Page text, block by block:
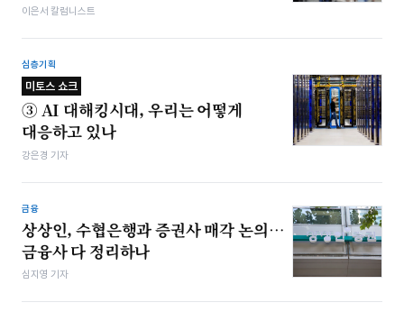
이은서 칼럼니스트
심층기획
미토스 쇼크
③ AI 대해킹시대, 우리는 어떻게
대응하고 있나
강은경 기자
금융
상상인, 수협은행과 증권사 매각 논의…
금융사 다 정리하나
심지영 기자